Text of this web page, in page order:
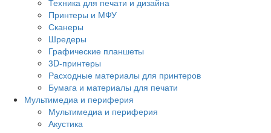
Принтеры и МФУ
Сканеры
Шредеры
Графические планшеты
3D-принтеры
Расходные материалы для принтеров
Бумага и материалы для печати
Мультимедиа и периферия
Мультимедиа и периферия
Акустика